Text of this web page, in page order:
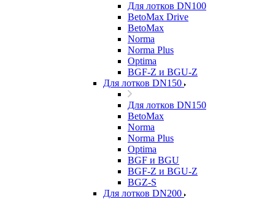
Для лотков DN100
BetoMax Drive
BetoMax
Norma
Norma Plus
Optima
BGF-Z и BGU-Z
Для лотков DN150
Для лотков DN150
BetoMax
Norma
Norma Plus
Optima
BGF и BGU
BGF-Z и BGU-Z
BGZ-S
Для лотков DN200